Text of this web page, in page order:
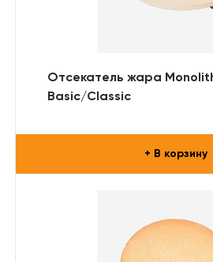
Отсекатель жара
Basic/Classic
+ В корзину